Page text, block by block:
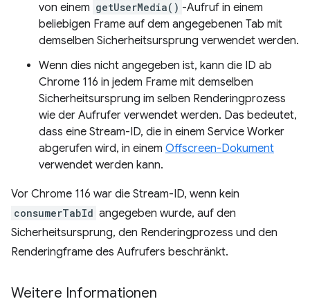
von einem getUserMedia() -Aufruf in einem
beliebigen Frame auf dem angegebenen Tab mit
demselben Sicherheitsursprung verwendet werden.
Wenn dies nicht angegeben ist, kann die ID ab
Chrome 116 in jedem Frame mit demselben
Sicherheitsursprung im selben Renderingprozess
wie der Aufrufer verwendet werden. Das bedeutet,
dass eine Stream-ID, die in einem Service Worker
abgerufen wird, in einem Offscreen-Dokument
verwendet werden kann.
Vor Chrome 116 war die Stream-ID, wenn kein
consumerTabId angegeben wurde, auf den
Sicherheitsursprung, den Renderingprozess und den
Renderingframe des Aufrufers beschränkt.
Weitere Informationen